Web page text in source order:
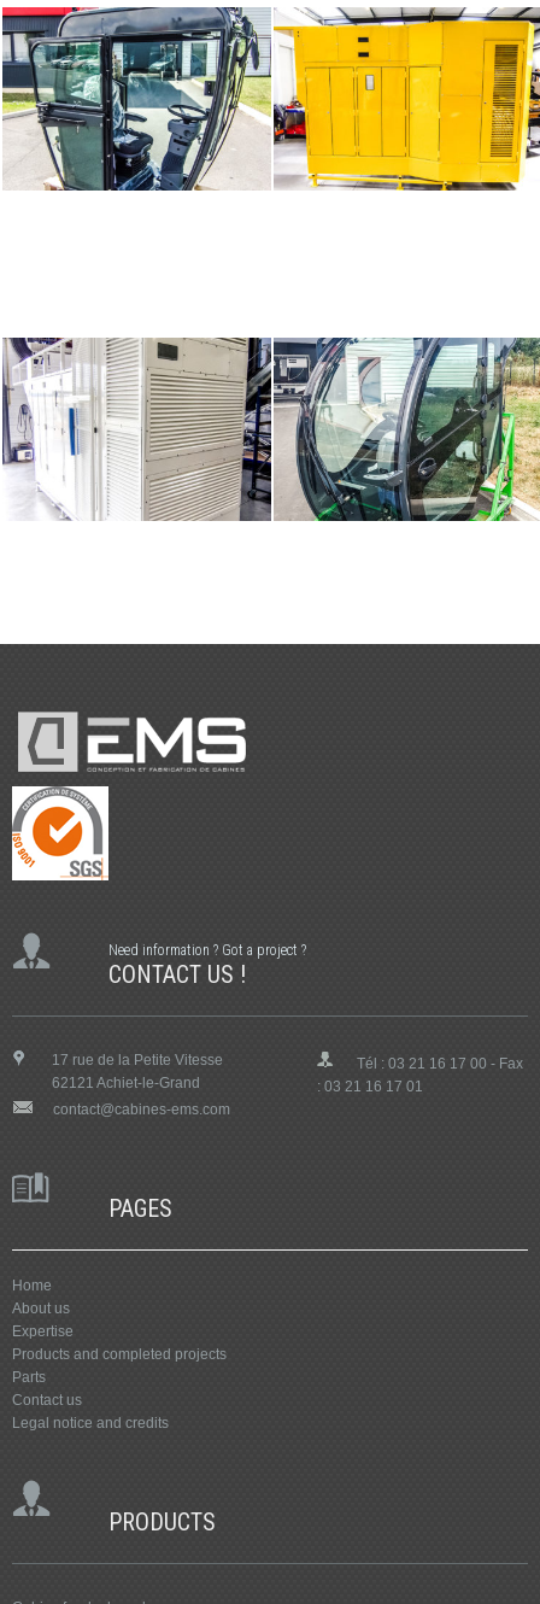
AGRICULTURE
RAIL
RAIL
AGRICULTURE
Need information ? Got a project ?
CONTACT US !
17 rue de la Petite Vitesse
62121 Achiet-le-Grand
Tél : 03 21 16 17 00 - Fax
: 03 21 16 17 01
contact@cabines-ems.com
PAGES
Home
About us
Expertise
Products and completed projects
Parts
Contact us
Legal notice and credits
PRODUCTS